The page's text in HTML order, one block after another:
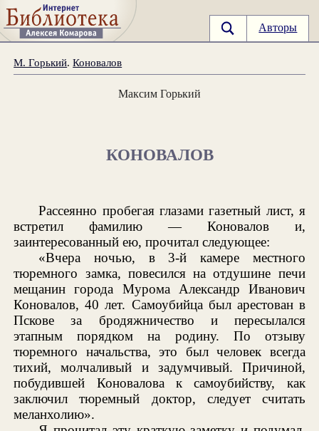
Авторы
М. Горький.Коновалов
Максим Горький
КОНОВАЛОВ
Рассеянно пробегая глазами газетный лист, я
встретил фамилию — Коновалов и,
заинтересованный ею, прочитал следующее:
«Вчера ночью, в 3-й камере местного
тюремного замка, повесился на отдушине печи
мещанин города Мурома Александр Иванович
Коновалов, 40 лет. Самоубийца был арестован в
Пскове за бродяжничество и пересылался
этапным порядком на родину. По отзыву
тюремного начальства, это был человек всегда
тихий, молчаливый и задумчивый. Причиной,
побудившей Коновалова к самоубийству, как
заключил тюремный доктор, следует считать
меланхолию».